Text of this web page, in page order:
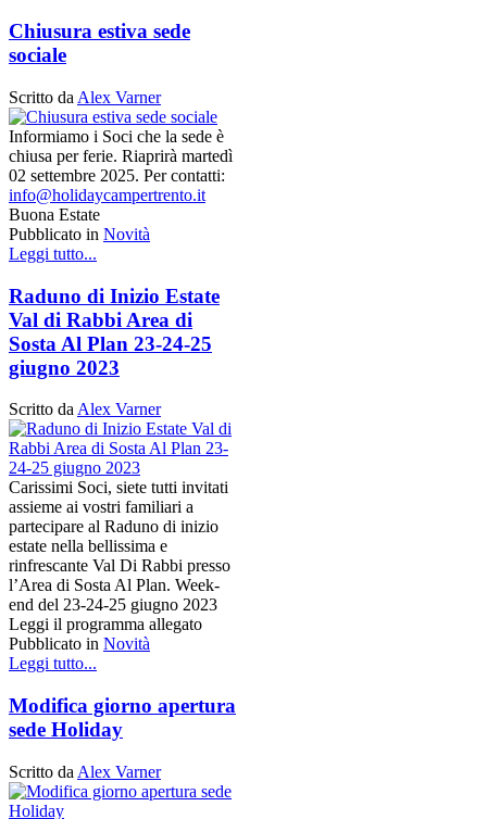
Chiusura estiva sede
sociale
Scritto da Alex Varner
Informiamo i Soci che la sede è
chiusa per ferie. Riaprirà martedì
02 settembre 2025. Per contatti:
info@holidaycampertrento.it
Buona Estate
Pubblicato in Novità
Leggi tutto...
Raduno di Inizio Estate
Val di Rabbi Area di
Sosta Al Plan 23-24-25
giugno 2023
Scritto daAlex Varner
Carissimi Soci, siete tutti invitati
assieme ai vostri familiari a
partecipare al Raduno di inizio
estate nella bellissima e
rinfrescante Val Di Rabbi presso
l’Area di Sosta Al Plan. Week-
end del 23-24-25 giugno 2023
Leggi il programma allegato
Pubblicato in Novità
Leggi tutto...
Modifica giorno apertura
sede Holiday
Scritto da Alex Varner